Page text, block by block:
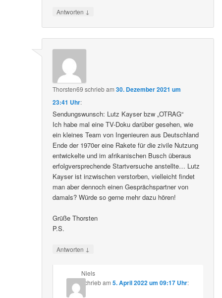
Antworten ↓
Thorsten69 schriebam30. Dezember 2021 um
23:41 Uhr:
Sendungswunsch: Lutz Kayser bzw „OTRAG“
Ich habe mal eine TV-Doku darüber gesehen, wie
ein kleines Team von Ingenieuren aus Deutschland
Ende der 1970er eine Rakete für die zivile Nutzung
entwickelte und im afrikanischen Busch überaus
erfolgversprechende Startversuche anstellte… Lutz
Kayser ist inzwischen verstorben, vielleicht findet
man aber dennoch einen Gesprächspartner von
damals? Würde so gerne mehr dazu hören!
Grüße Thorsten
P.S.
Antworten ↓
Niels
schriebam 5. April 2022 um 09:17 Uhr: